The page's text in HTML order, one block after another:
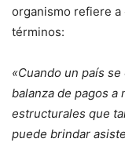
organismo refiere
términos:
«Cuando un país
balanza de pagos a
estructurales que
puede brindar